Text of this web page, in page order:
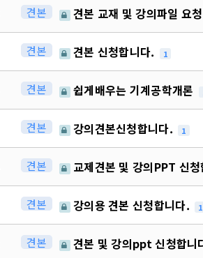
견본 견본 교재 및 강의파일 요청
견본 견본 신청합니다. 1
견본 쉽게배우는 기계공학개론
견본 강의견본신청합니다. 1
견본 교제견본 및 강의PPT 신청
견본 강의용 견본 신청합니다. 1
견본 견본 및 강의ppt 신청합니